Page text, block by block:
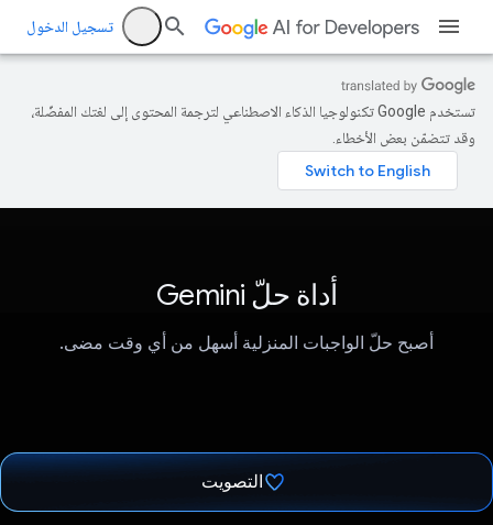
تسجيل الدخول
تستخدم Google تكنولوجيا الذكاء الاصطناعي لترجمة المحتوى إلى لغتك المفضّلة،
وقد تتضمّن بعض الأخطاء.
أداة حلّ Gemini
أصبح حلّ الواجبات المنزلية أسهل من أي وقت مضى.
التصويت